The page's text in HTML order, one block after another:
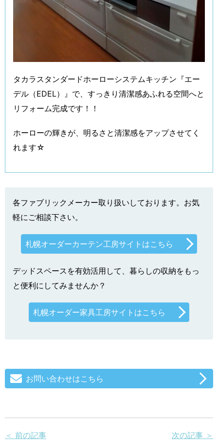
タカラスタンダードホーローシステムキッチン『エー
デル（EDEL）』で、すっきり清潔感あふれる空間へと
リフォーム完成です！！
ホーローの輝きが、明るさと清潔感をアップさせてく
れます☆
各ファブリックメーカー取り扱いしております。お気
軽にご相談下さい。
札幌オーダーカーテン工房サイトはこちら
デッドスペースを有効活用して、暮らしの収納をもっ
と便利にしてみませんか？
札幌オーダー家具工房サイトはこちら
お問い合わせはこちら
＜ 前の記事 次の記事 ＞